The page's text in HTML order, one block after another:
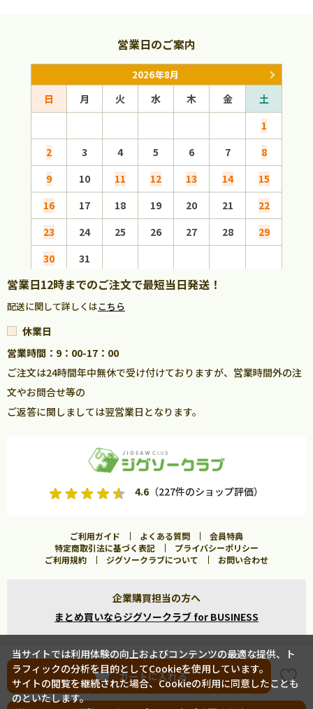
カートに入れる
営業日のご案内
2026年8月
日 月 火 水 木 金
土
1
2
3 4 5 6 7
8
9
10 11 12 13 14
15
16
17 18 19 20 21
22
23
24 25 26 27 28
29
30
31
営業日12時までのご注文で最短当日発送！
配送に関して詳しくはこちら
休業日
営業時間：9：00-17：00
ご注文は24時間年中無休で受け付けておりますが、営業時間外の注
文やお問合せ等の
ご返答に関しましては翌営業日となります。
4.6（227件のショップ評価）
ご利用ガイド よくある質問
会員特典
特定商取引法に基づく表記
プライバシーポリシー
ご利用規約
ジグソークラブについて お問い合わせ
企業購買担当の方へ
まとめ買いならジグソークラブ for BUSINESS
Copyright ©2026 Jigsawclub. All Rights Reserved.
当サイトでは利用体験の向上およびコンテンツの最適な提供、ト
ラフィックの分析を目的としてCookieを使用しています。
サイトの閲覧を継続された場合、Cookieの利用に同意したことも
のといたします。